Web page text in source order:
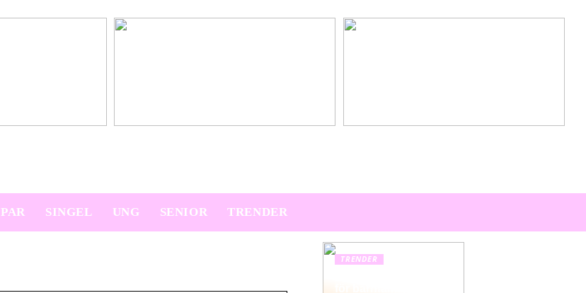
PAR SINGEL UNG SENIOR TRENDER
TRENDER